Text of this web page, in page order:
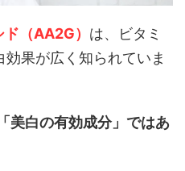
（AA2G） は、ビタミ
果が広く知られていま
美白の有効成分」ではあ